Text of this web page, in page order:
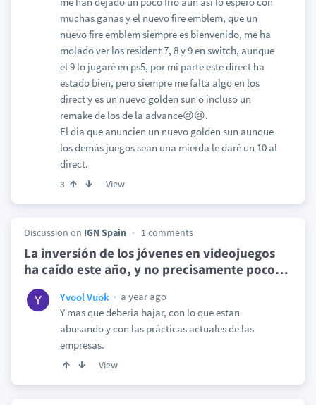
muchas ganas y el nuevo fire emblem, que un
nuevo fire emblem siempre es bienvenido, me ha
molado ver los resident 7, 8 y 9 en switch, aunque
el 9 lo jugaré en ps5, por mi parte este direct ha
estado bien, pero siempre me falta algo en los
direct y es un nuevo golden sun o incluso un
remake de los de la advance😢😢.
El dia que anuncien un nuevo golden sun aunque
los demás juegos sean una mierda le daré un 10 al
direct.
3 View
Discussion on IGN Spain 1 comments
La inversión de los jóvenes en videojuegos
ha caído este año, y no precisamente poco…
Yvool Vuok
a year ago
Y mas que deberia bajar, con lo que estan
abusando y con las prácticas actuales de las
empresas.
View